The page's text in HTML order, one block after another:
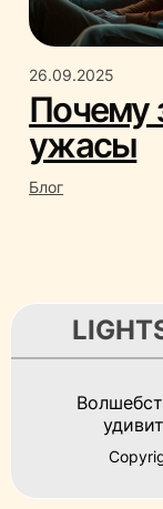
26.09.2025
Почему
ужасы
Блог